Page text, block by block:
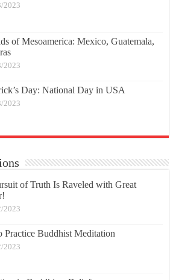
2023
of Mesoamerica: Mexico, Guatemala,
2023
Day: National Day in USA
2023
of Truth Is Raveled with Great
2023
Practice Buddhist Meditation
2023